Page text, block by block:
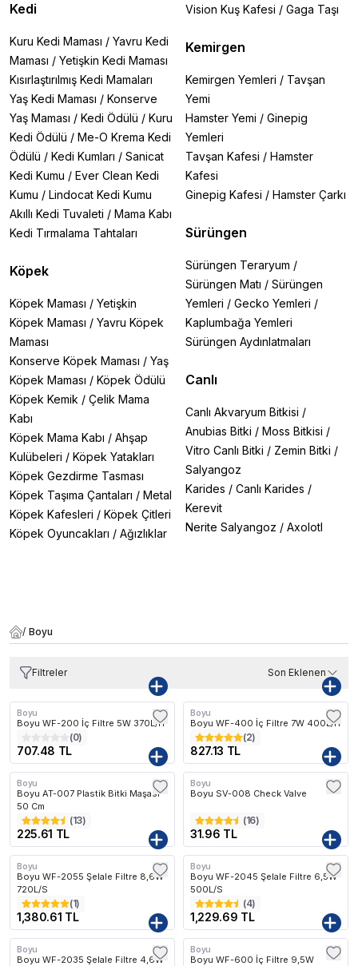
Kedi
Kuru Kedi Maması / Yavru Kedi
Maması / Yetişkin Kedi Maması
Kısırlaştırılmış Kedi Mamaları
Yaş Kedi Maması / Konserve
Yaş Maması / Kedi Ödülü / Kuru
Kedi Ödülü / Me-O Krema Kedi
Ödülü / Kedi Kumları / Sanicat
Kedi Kumu / Ever Clean Kedi
Kumu / Lindocat Kedi Kumu
Akıllı Kedi Tuvaleti / Mama Kabı
Kedi Tırmalama Tahtaları
Köpek
Köpek Maması / Yetişkin
Köpek Maması / Yavru Köpek
Maması
Konserve Köpek Maması / Yaş
Köpek Maması / Köpek Ödülü
Köpek Kemik / Çelik Mama
Kabı
Köpek Mama Kabı / Ahşap
Kulübeleri / Köpek Yatakları
Köpek Gezdirme Tasması
Köpek Taşıma Çantaları / Metal
Köpek Kafesleri / Köpek Çitleri
Köpek Oyuncakları / Ağızlıklar
Vision Kuş Kafesi / Gaga Taşı
Kemirgen
Kemirgen Yemleri / Tavşan
Yemi
Hamster Yemi / Ginepig
Yemleri
Tavşan Kafesi / Hamster
Kafesi
Ginepig Kafesi / Hamster Çarkı
Sürüngen
Sürüngen Teraryum /
Sürüngen Matı / Sürüngen
Yemleri / Gecko Yemleri /
Kaplumbağa Yemleri
Sürüngen Aydınlatmaları
Canlı
Canlı Akvaryum Bitkisi /
Anubias Bitki / Moss Bitkisi /
Vitro Canlı Bitki / Zemin Bitki /
Salyangoz
Karides / Canlı Karides /
Kerevit
Nerite Salyangoz / Axolotl
/ Boyu
Filtreler Son Eklenen
Boyu
Boyu WF-200 İç Filtre 5W 370L/H
(0)
707.48 TL
Boyu
Boyu WF-400 İç Filtre 7W 400L/H
(2)
827.13 TL
Boyu
Boyu AT-007 Plastik Bitki Maşası
50 Cm
(13)
225.61 TL
Boyu
Boyu SV-008 Check Valve
(16)
31.96 TL
Kargo Bedava
Boyu
Boyu WF-2055 Şelale Filtre 8,6W
720L/S
(1)
1,380.61 TL
Kargo Bedava
Boyu
Boyu WF-2045 Şelale Filtre 6,5W
500L/S
(4)
1,229.69 TL
Boyu
Boyu WF-2035 Şelale Filtre 4,6W
Kargo Bedava
Boyu
Boyu WF-600 İç Filtre 9,5W